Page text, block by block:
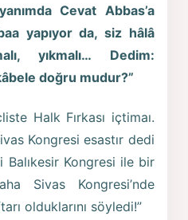
Cevat Abbas’a
yapıyor da, siz hâlâ
yıkmalı… Dedim:
doğru mudur?”
Halk Fırkası içtimaı.
Kongresi esastır dedi
Balıkesir Kongresi ile bir
Sivas Kongresi’nde
olduklarını söyledi!”